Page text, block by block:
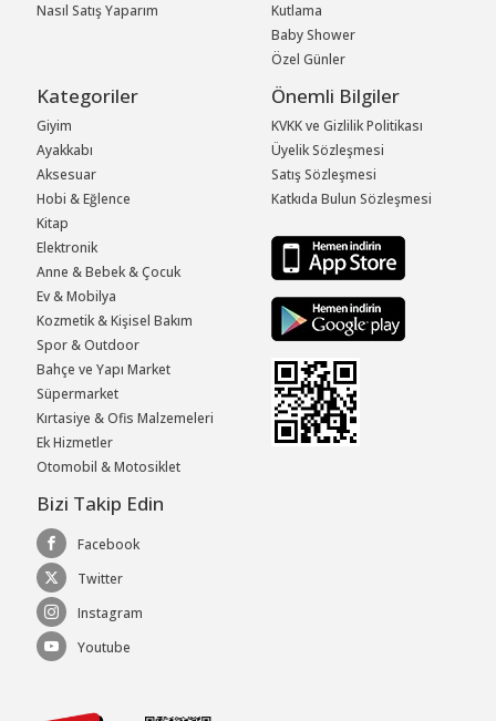
Nasıl Satış Yaparım
Kutlama
Baby Shower
Özel Günler
Kategoriler
Giyim
Ayakkabı
Aksesuar
Hobi & Eğlence
Kitap
Elektronik
Anne & Bebek & Çocuk
Ev & Mobilya
Kozmetik & Kişisel Bakım
Spor & Outdoor
Bahçe ve Yapı Market
Süpermarket
Kırtasiye & Ofis Malzemeleri
Ek Hizmetler
Otomobil & Motosiklet
Önemli Bilgiler
KVKK ve Gizlilik Politikası
Üyelik Sözleşmesi
Satış Sözleşmesi
Katkıda Bulun Sözleşmesi
Bizi Takip Edin
Facebook
Twitter
Instagram
Youtube